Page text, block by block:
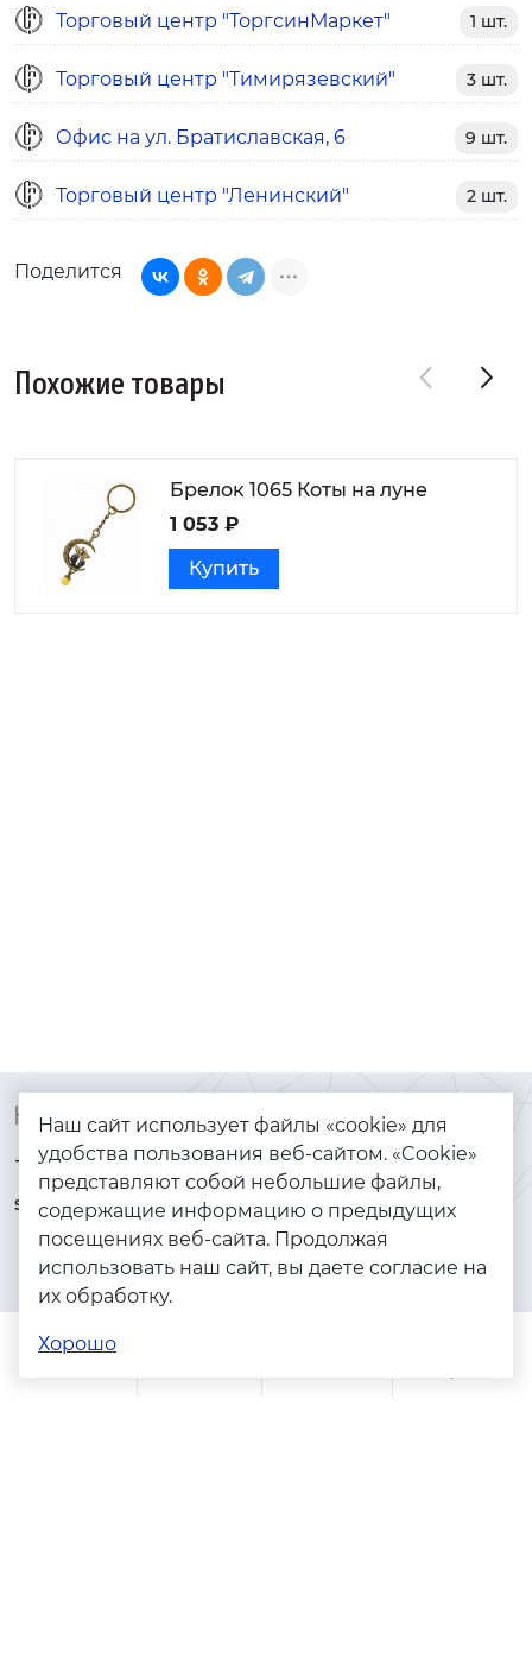
Торговый центр "ТоргсинМаркет" 1 шт.
Торговый центр "Тимирязевский" 3 шт.
Офис на ул. Братиславская, 6 9 шт.
Торговый центр "Ленинский" 2 шт.
Поделится
Похожие товары
Брелок 1065 Коты на луне
1 053 ₽
Купить
Контакты
+7 (925) 144-64-73
serebryanyye.grani@mail.ru
Каталог
Браслеты
Золото
Серебро
Помощь
Наш сайт использует файлы «cookie» для
удобства пользования веб-сайтом. «Cookie»
представляют собой небольшие файлы,
содержащие информацию о предыдущих
посещениях веб-сайта. Продолжая
использовать наш сайт, вы даете согласие на
их обработку.
Хорошо